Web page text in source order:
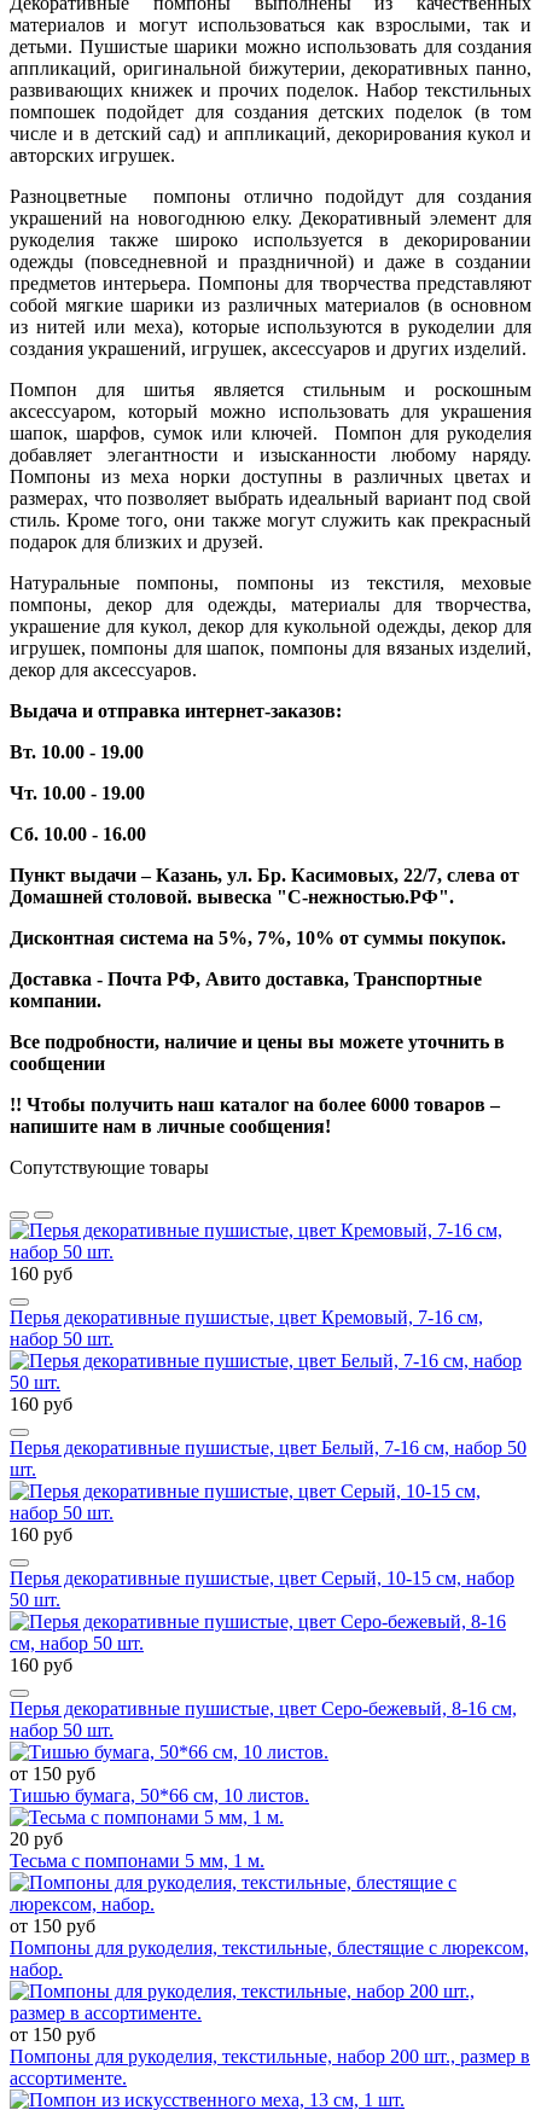
материалов и могут использоваться как взрослыми, так и
детьми. Пушистые шарики можно использовать для создания
аппликаций, оригинальной бижутерии, декоративных панно,
развивающих книжек и прочих поделок. Набор текстильных
помпошек подойдет для создания детских поделок (в том
числе и в детский сад) и аппликаций, декорирования кукол и
авторских игрушек.
Разноцветные помпоны отлично подойдут для создания
украшений на новогоднюю елку. Декоративный элемент для
рукоделия также широко используется в декорировании
одежды (повседневной и праздничной) и даже в создании
предметов интерьера. Помпоны для творчества представляют
собой мягкие шарики из различных материалов (в основном
из нитей или меха), которые используются в рукоделии для
создания украшений, игрушек, аксессуаров и других изделий.
Помпон для шитья является стильным и роскошным
аксессуаром, который можно использовать для украшения
шапок, шарфов, сумок или ключей. Помпон для рукоделия
добавляет элегантности и изысканности любому наряду.
Помпоны из меха норки доступны в различных цветах и
размерах, что позволяет выбрать идеальный вариант под свой
стиль. Кроме того, они также могут служить как прекрасный
подарок для близких и друзей.
Натуральные помпоны, помпоны из текстиля, меховые
помпоны, декор для одежды, материалы для творчества,
украшение для кукол, декор для кукольной одежды, декор для
игрушек, помпоны для шапок, помпоны для вязаных изделий,
декор для аксессуаров.
Выдача и отправка интернет-заказов:
Вт. 10.00 - 19.00
Чт. 10.00 - 19.00
Сб. 10.00 - 16.00
Пункт выдачи – Казань, ул. Бр. Касимовых, 22/7, слева от
Домашней столовой. вывеска "С-нежностью.РФ".
Дисконтная система на 5%, 7%, 10% от суммы покупок.
Доставка - Почта РФ, Авито доставка, Транспортные
компании.
Все подробности, наличие и цены вы можете уточнить в
сообщении
!! Чтобы получить наш каталог на более 6000 товаров –
напишите нам в личные сообщения!
Сопутствующие товары
160 руб
Перья декоративные пушистые, цвет Кремовый, 7-16 см,
набор 50 шт.
160 руб
Перья декоративные пушистые, цвет Белый, 7-16 см, набор 50
шт.
160 руб
Перья декоративные пушистые, цвет Серый, 10-15 см, набор
50 шт.
160 руб
Перья декоративные пушистые, цвет Серо-бежевый, 8-16 см,
набор 50 шт.
от 150 руб
Тишью бумага, 50*66 см, 10 листов.
20 руб
Тесьма с помпонами 5 мм, 1 м.
от 150 руб
Помпоны для рукоделия, текстильные, блестящие с люрексом,
набор.
от 150 руб
Помпоны для рукоделия, текстильные, набор 200 шт., размер в
ассортименте.